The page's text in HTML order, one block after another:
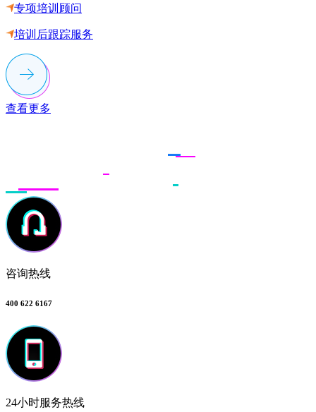
专项培训顾问
培训后跟踪服务
查看更多
咨询热线
400 622 6167
24小时服务热线